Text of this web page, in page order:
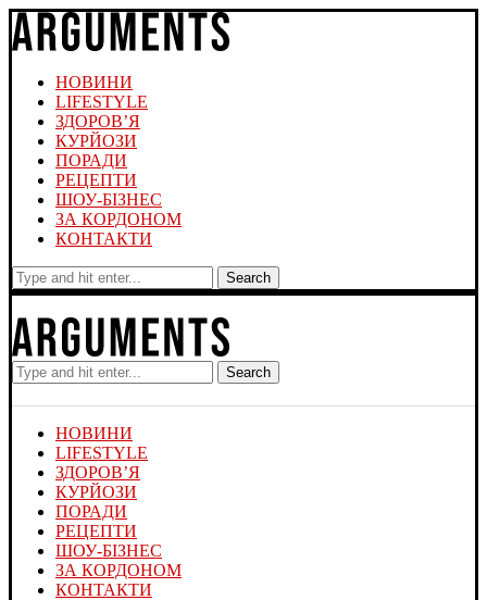
НОВИНИ
LIFESTYLE
ЗДОРОВ’Я
КУРЙОЗИ
ПОРАДИ
РЕЦЕПТИ
ШОУ-БІЗНЕС
ЗА КОРДОНОМ
КОНТАКТИ
Search
Search
НОВИНИ
LIFESTYLE
ЗДОРОВ’Я
КУРЙОЗИ
ПОРАДИ
РЕЦЕПТИ
ШОУ-БІЗНЕС
ЗА КОРДОНОМ
КОНТАКТИ